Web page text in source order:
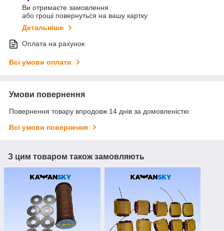
Ви отримаєте замовлення
або гроші повернуться на вашу картку
Детальніше
Оплата на рахунок
Всі умови оплати
Умови повернення
Повернення товару впродовж 14 днів за домовленістю
Всі умови повернення
З цим товаром також замовляють